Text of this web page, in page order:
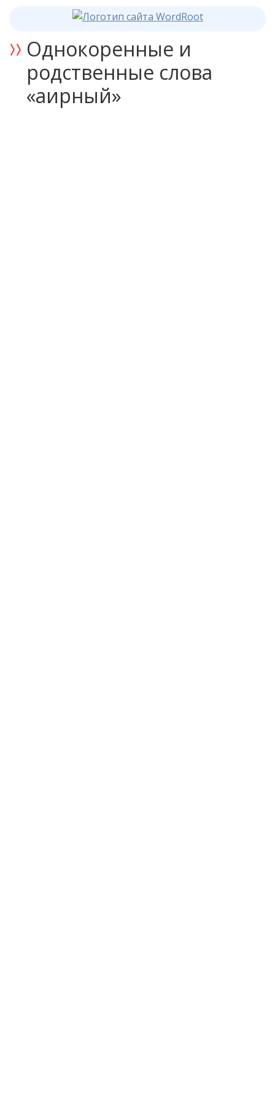
Однокоренные и
родственные слова
«аирный»